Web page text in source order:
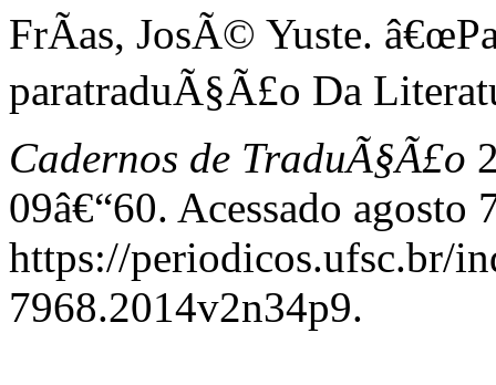
FrÃ­as, JosÃ© Yuste.
paratraduÃ§Ã£o Da
Cadernos de TraduÃ§Ã£o
09â€“60. Acessado agosto
https://periodicos.ufsc.br/
7968.2014v2n34p9.